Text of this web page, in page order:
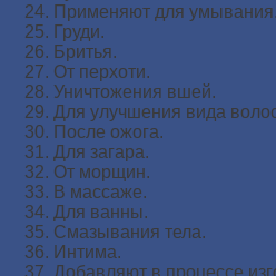
Применяют для умывания.
Груди.
Бритья.
От перхоти.
Уничтожения вшей.
Для улучшения вида
После ожога.
Для загара.
От морщин.
В массаже.
Для ванны.
Смазывания тела.
Интима.
Добавляют в процессе